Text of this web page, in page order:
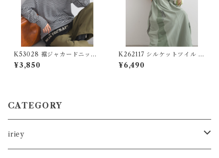
K53028 裾ジャカードニット
切り替え30/-フライス長袖T
シャツ / Hem Jacquard Knit
¥3,850
K262117 シルケットツイル ラ
インテープ切替リメイク風ジ
ャンパースカート / Silket-Fin
¥6,490
CATEGORY
iriey